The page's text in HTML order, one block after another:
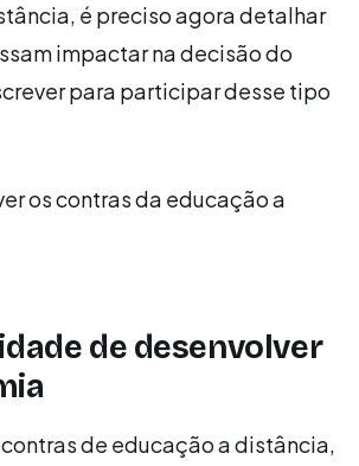
é preciso agora detalhar
impactar na decisão do
para participar desse tipo
os contras da educação a
de desenvolver
contras de educação a distância,